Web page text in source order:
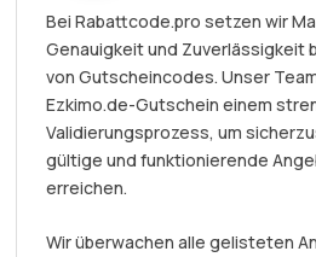
Bei Rabattcode.pro setzen wir
Genauigkeit und Zuverlässigkeit
von Gutscheincodes. Unser
Ezkimo.de-Gutschein einem
Validierungsprozess, um
gültige und funktionierende
erreichen.
Wir überwachen alle gelisteten